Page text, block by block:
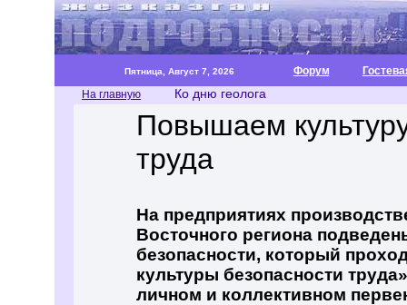
Пятница, Август 7, 2026 Форум
На главную
Ко дню геолога
Повышаем
труда
На предприятиях
Восточного региона
безопасности, который
культуры безопасности
личном и коллективном